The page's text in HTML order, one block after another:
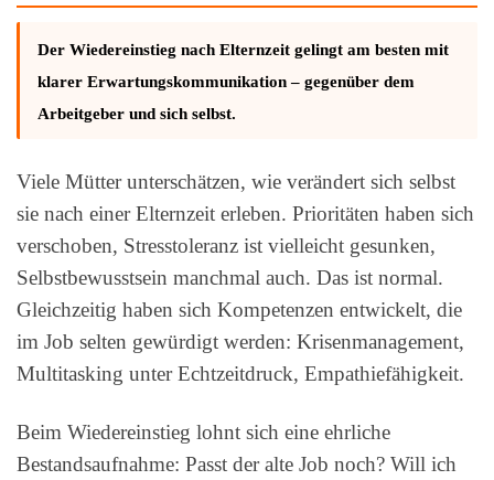
Der Wiedereinstieg nach Elternzeit gelingt am besten mit
klarer Erwartungskommunikation – gegenüber dem
Arbeitgeber und sich selbst.
Viele Mütter unterschätzen, wie verändert sich selbst
sie nach einer Elternzeit erleben. Prioritäten haben sich
verschoben, Stresstoleranz ist vielleicht gesunken,
Selbstbewusstsein manchmal auch. Das ist normal.
Gleichzeitig haben sich Kompetenzen entwickelt, die
im Job selten gewürdigt werden: Krisenmanagement,
Multitasking unter Echtzeitdruck, Empathiefähigkeit.
Beim Wiedereinstieg lohnt sich eine ehrliche
Bestandsaufnahme: Passt der alte Job noch? Will ich